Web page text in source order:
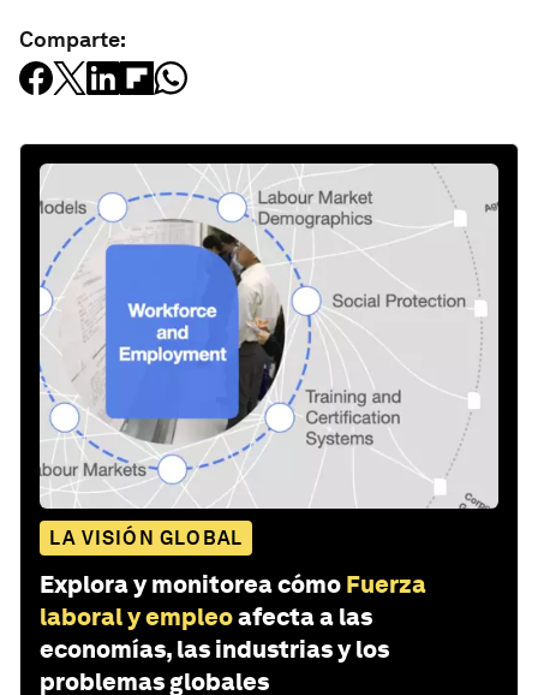
Comparte:
LA VISIÓN GLOBAL
Explora y monitorea cómo Fuerza
laboral y empleoafecta a las
economías, las industrias y los
problemas globales